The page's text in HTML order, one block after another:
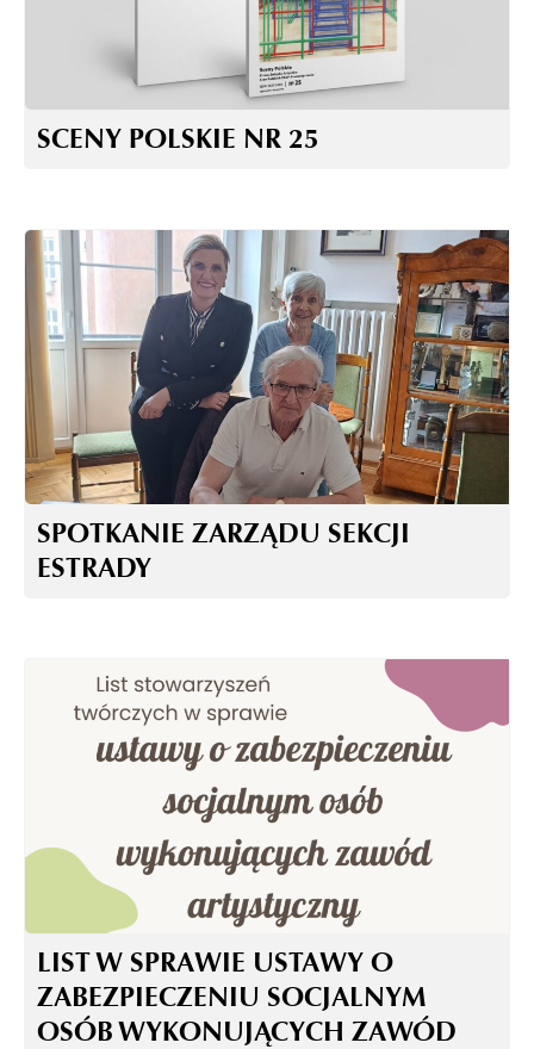
SCENY POLSKIE NR 25
SPOTKANIE ZARZĄDU SEKCJI
ESTRADY
LIST W SPRAWIE USTAWY O
ZABEZPIECZENIU SOCJALNYM
OSÓB WYKONUJĄCYCH ZAWÓD